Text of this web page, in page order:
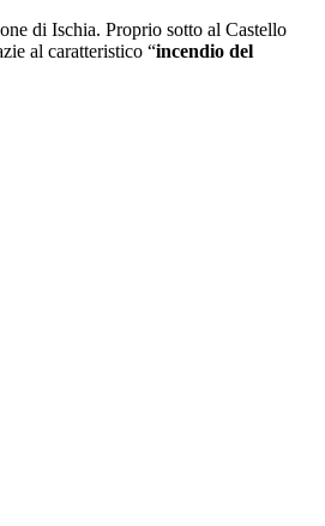
di Ischia. Proprio sotto al Castello
al caratteristico “incendio del